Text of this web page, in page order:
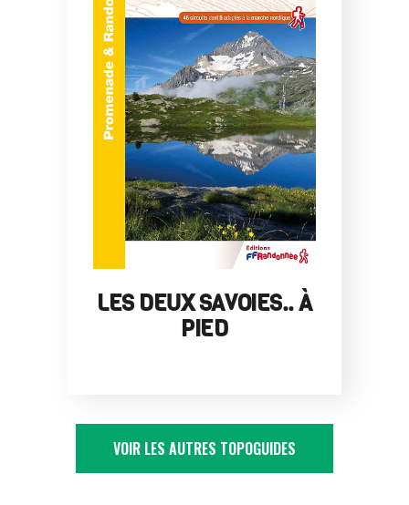
LES DEUX SAVOIES.. À
PIED
VOIR LES AUTRES TOPOGUIDES